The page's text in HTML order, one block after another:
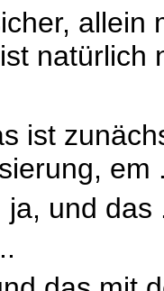
allein
natürlich
ist
em
ja, und das